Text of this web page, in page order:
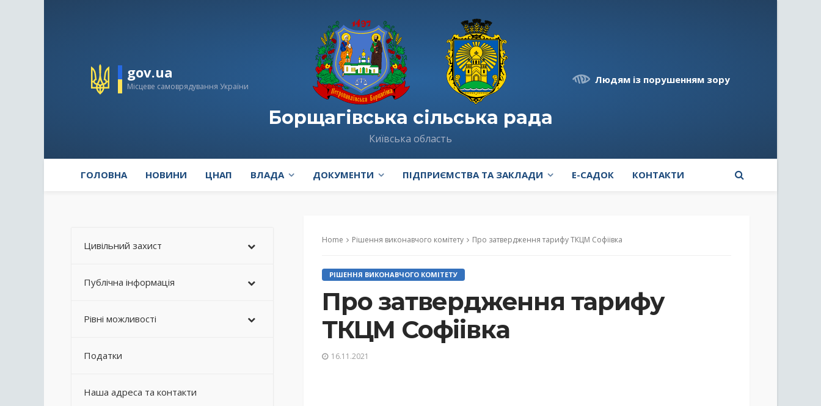
gov.ua
Місцеве самоврядування України
Борщагівська сільська рада
Київська область
Людям із порушенням зору
ГОЛОВНА НОВИНИ ЦНАП ВЛАДА ДОКУМЕНТИ ПІДПРИЄМСТВА ТА ЗАКЛАДИ E-САДОК КОНТАКТИ
Home Рішення виконавчого комітету Про затвердження тарифу ТКЦМ Софiiвка
РІШЕННЯ ВИКОНАВЧОГО КОМІТЕТУ
Про затвердження тарифу
ТКЦМ Софiiвка
16.11.2021
Цивільний захист
Публічна інформація
Рівні можливості
Податки
Наша адреса та контакти